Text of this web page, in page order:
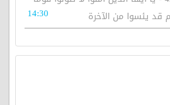
قد يئسوا من الآخرة
14:30